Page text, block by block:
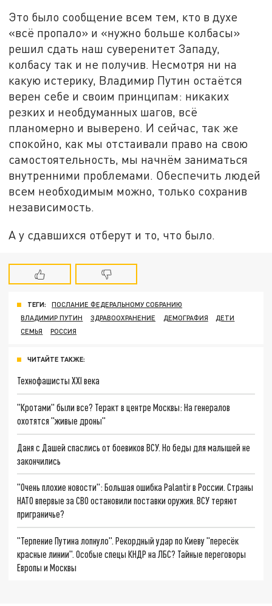
Это было сообщение всем тем, кто в духе
«всё пропало» и «нужно больше колбасы»
решил сдать наш суверенитет Западу,
колбасу так и не получив. Несмотря ни на
какую истерику, Владимир Путин остаётся
верен себе и своим принципам: никаких
резких и необдуманных шагов, всё
планомерно и выверено. И сейчас, так же
спокойно, как мы отстаивали право на свою
самостоятельность, мы начнём заниматься
внутренними проблемами. Обеспечить людей
всем необходимым можно, только сохранив
независимость.
А у сдавшихся отберут и то, что было.
ТЕГИ:
ПОСЛАНИЕ ФЕДЕРАЛЬНОМУ СОБРАНИЮ
ВЛАДИМИР ПУТИН
ЗДРАВООХРАНЕНИЕ ДЕМОГРАФИЯ
ДЕТИ
СЕМЬЯ
РОССИЯ
ЧИТАЙТЕ ТАКЖЕ:
Технофашисты XXI века
"Кротами" были все? Теракт в центре Москвы: На генералов
охотятся "живые дроны"
Даня с Дашей спаслись от боевиков ВСУ. Но беды для малышей не
закончились
"Очень плохие новости": Большая ошибка Palantir в России. Страны
НАТО впервые за СВО остановили поставки оружия. ВСУ теряют
приграничье?
"Терпение Путина лопнуло". Рекордный удар по Киеву "пересёк
красные линии". Особые спецы КНДР на ЛБС? Тайные переговоры
Европы и Москвы